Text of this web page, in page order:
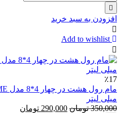
جرم
گیر
ماشین
ظرفشویی
کلارو
250میل
افزودن به سبد خرید
Add to wishlist
٪17
میلی لیتر
350,000 تومان 290,000 تومان